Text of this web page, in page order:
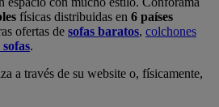
físicas distribuidas en 6 países
ofertas de sofas baratos, colchones
.
a través de su website o, físicamente,